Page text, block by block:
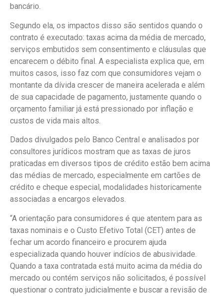
bancário.
Segundo ela, os impactos disso são sentidos quando o
contrato é executado: taxas acima da média de mercado,
serviços embutidos sem consentimento e cláusulas que
encarecem o débito final. A especialista explica que, em
muitos casos, isso faz com que consumidores vejam o
montante da dívida crescer de maneira acelerada e além
de sua capacidade de pagamento, justamente quando o
orçamento familiar já está pressionado por inflação e
custos de vida mais altos.
Dados divulgados pelo Banco Central e analisados por
consultores jurídicos mostram que as taxas de juros
praticadas em diversos tipos de crédito estão bem acima
das médias de mercado, especialmente em cartões de
crédito e cheque especial, modalidades historicamente
associadas a encargos elevados.
“A orientação para consumidores é que atentem para as
taxas nominais e o Custo Efetivo Total (CET) antes de
fechar um acordo financeiro e procurem ajuda
especializada quando houver indícios de abusividade.
Quando a taxa contratada está muito acima da média do
mercado ou contém serviços não solicitados, é possível
questionar o contrato judicialmente e buscar a revisão de